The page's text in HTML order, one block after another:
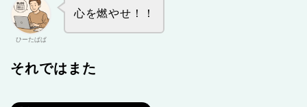
ひーたぱぱ
心を燃やせ！！
それではまた